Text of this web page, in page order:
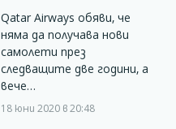
Qatar Airways обяви, че
няма да получава нови
самолети през
следващите две години, а
вече…
18 юни 2020 в 20:48